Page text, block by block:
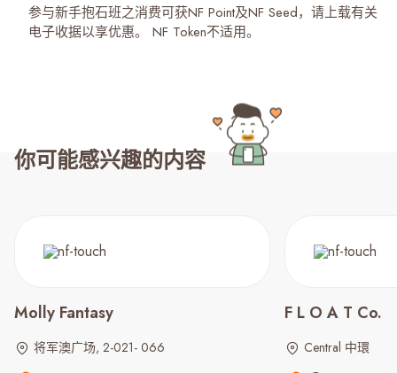
参与新手抱石班之消费可获NF Point及NF Seed，请上载有关
电子收据以享优惠。 NF Token不适用。
你可能感兴趣的内容
Molly Fantasy
将军澳广场, 2-021- 066
F L O A T Co.
Central 中環